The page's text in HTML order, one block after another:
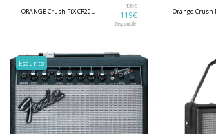
ORANGE Crush PiX CR20L
139€
119€
Disponibile
Orange Crush
Esaurito